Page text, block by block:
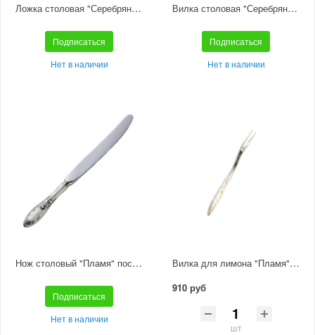
Ложка столовая "Серебряная роза" посеребренная с чернением
Подписаться
Нет в наличии
Вилка столовая "Серебряная роза" посеребренная с чернением
Подписаться
Нет в наличии
Нож столовый "Пламя" посеребренный
Подписаться
Нет в наличии
Вилка для лимона "Пламя" частичная позолота
910 руб
шт